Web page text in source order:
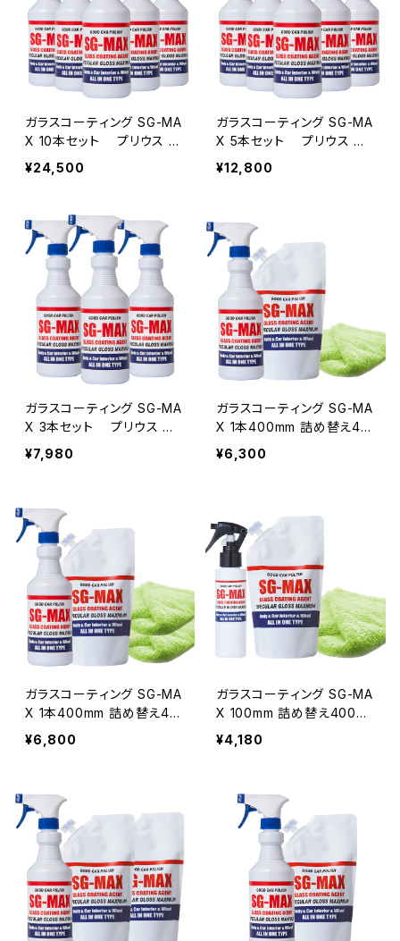
ガラスコーティング SG-MA
X 10本セット プリウス ア
クア アルファード ベルファ
イア ヴェルファイア ノート
hone アイフォン コーティン
グ剤 水回りスノーボード ワ
ックス 洗面台 トイレ 墓石
シンク
¥24,500
ガラスコーティング SG-MA
X 5本セット プリウス ア
クア アルファード ベルファ
イア ヴェルファイア ノート
グ剤 水回りスノーボード ワ
ックス 洗面台 トイレ 墓石
シンク
¥12,800
ガラスコーティング SG-MA
X 3本セット プリウス ア
クア アルファード ベルファ
イア ヴェルファイア ノート
グ剤 水回りスノーボード ワ
ックス 洗面台 トイレ 墓石
シンク
¥7,980
ガラスコーティング SG-MA
X 1本400mm 詰め替え40
0mm 専用クロス1枚セッ
ト プリウス アクア アルフ
イク スマホ iphone アイフ
ォン コーティング剤 水回り
スノーボード ワックス 洗面
台 トイレ 墓石 シンク
¥6,300
ガラスコーティング SG-MA
X 1本400mm 詰め替え40
0mm 専用クロス2枚セッ
ト プリウス アクア アルフ
イク スマホ iphone アイフ
ォン コーティング剤 水回り
スノーボード ワックス 洗面
台 トイレ 墓石 シンク
¥6,800
ガラスコーティング SG-MA
X 100mm 詰め替え400m
m 専用クロス1枚セット
プリウス アクア アルファー
スマホ iphone アイフォン
コーティング剤 水回りスノ
ーボード ワックス 洗面台
トイレ 墓石 シンク
¥4,180